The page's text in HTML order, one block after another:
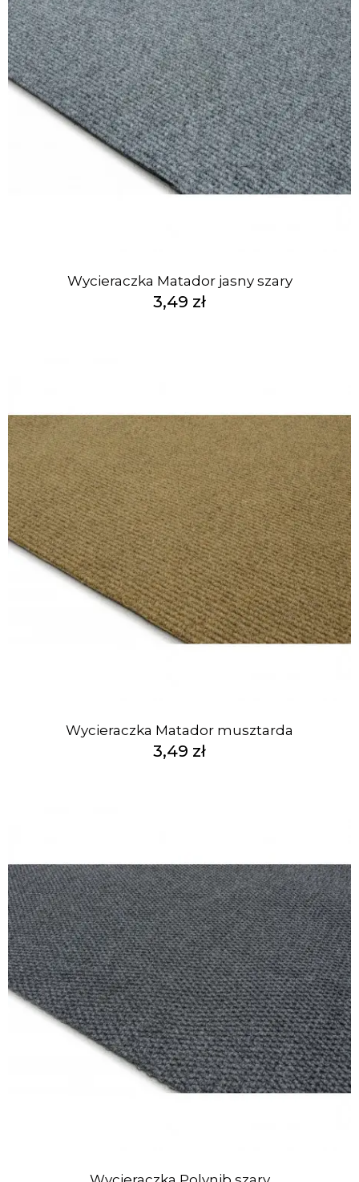
Wycieraczka Matador jasny szary
3,49 zł
Wycieraczka Matador musztarda
3,49 zł